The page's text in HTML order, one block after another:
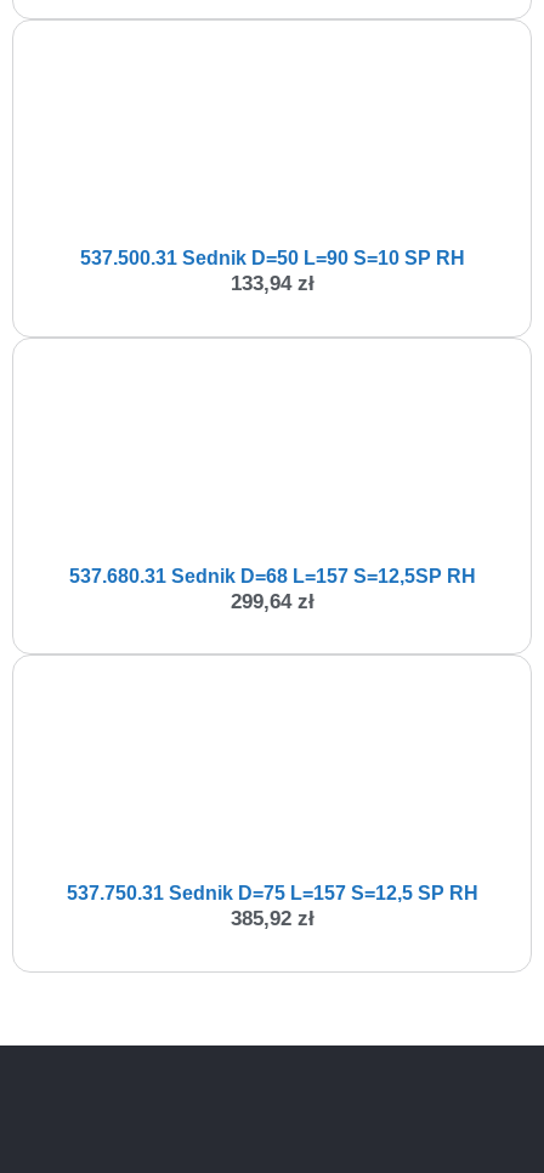
537.500.31 Sednik D=50 L=90 S=10 SP RH
133,94 zł
537.680.31 Sednik D=68 L=157 S=12,5SP RH
299,64 zł
537.750.31 Sednik D=75 L=157 S=12,5 SP RH
385,92 zł